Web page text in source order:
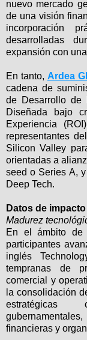
nuevo mercado
de una visión
incorporación
desarrolladas
expansión con
En tanto, Ardea
cadena de
de Desarrollo de
Diseñada bajo
Experiencia
representantes
Silicon Valley
orientadas a
seed o Series A,
Deep Tech.
Datos de
Madurez
En el ámbito de
participantes
inglés
tempranas de
comercial y
la consolidación
estratégicas
financieras y